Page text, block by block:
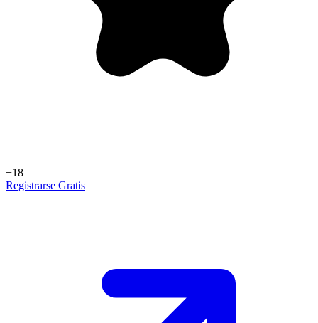
+18
Registrarse Gratis